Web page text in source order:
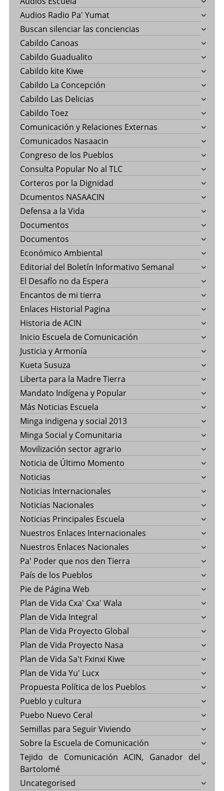
Audios Radio Pa' Yumat
Buscan silenciar las conciencias
Cabildo Canoas
Cabildo Guadualito
Cabildo kite Kiwe
Cabildo La Concepción
Cabildo Las Delicias
Cabildo Toez
Comunicación y Relaciones Externas
Comunicados Nasaacin
Congreso de los Pueblos
Consulta Popular No al TLC
Corteros por la Dignidad
Dcumentos NASAACIN
Defensa a la Vida
Documentos
Documentos
Económico Ambiental
Editorial del Boletín Informativo Semanal
El Desafío no da Espera
Encantos de mi tierra
Enlaces Historial Pagina
Historia de ACIN
Inicio Escuela de Comunicación
Justicia y Armonía
Kueta Susuza
Liberta para la Madre Tierra
Mandato Indígena y Popular
Más Noticias Escuela
Minga indigena y social 2013
Minga Social y Comunitaria
Movilización sector agrario
Noticia de Último Momento
Noticias
Noticias Internacionales
Noticias Nacionales
Noticias Principales Escuela
Nuestros Enlaces Internacionales
Nuestros Enlaces Nacionales
Pa' Poder que nos den Tierra
País de los Pueblos
Pie de Página Web
Plan de Vida Cxa' Cxa' Wala
Plan de Vida Integral
Plan de Vida Proyecto Global
Plan de Vida Proyecto Nasa
Plan de Vida Sa't Fxinxi Kiwe
Plan de Vida Yu' Lucx
Propuesta Política de los Pueblos
Pueblo y cultura
Puebo Nuevo Ceral
Semillas para Seguir Viviendo
Sobre la Escuela de Comunicación
Tejido de Comunicación ACIN, Ganador del
Bartolomé
Uncategorised